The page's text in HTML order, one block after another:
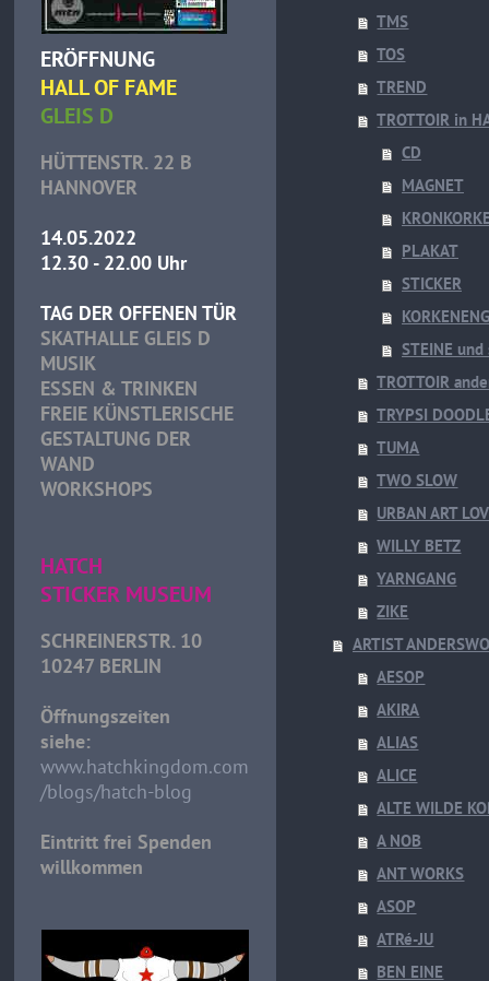
ERÖFFNUNG
HALL OF FAME
GLEIS D
HÜTTENSTR. 22 B
HANNOVER
14.05.2022
12.30 - 22.00 Uhr
TAG DER OFFENEN TÜR
SKATHALLE GLEIS D
MUSIK
ESSEN & TRINKEN
FREIE KÜNSTLERISCHE
GESTALTUNG DER
WAND
WORKSHOPS
HATCH
STICKER MUSEUM
SCHREINERSTR. 10
10247 BERLIN
Öffnungszeiten
siehe:
www.hatchkingdom.com
/blogs/hatch-blog
Eintritt frei Spenden
willkommen
TMS
TOS
TREND
TROTTOIR in
CD
MAGNET
PLAKAT
STICKER
STEINE
TROTTOIR
TRYPSI
TUMA
TWO SLOW
URBAN ART
WILLY BETZ
YARNGANG
ZIKE
ARTIST ANDERSWO
AESOP
AKIRA
ALIAS
ALICE
ALTE WILDE
A NOB
ANT WORKS
ASOP
ATRé-JU
BEN EINE